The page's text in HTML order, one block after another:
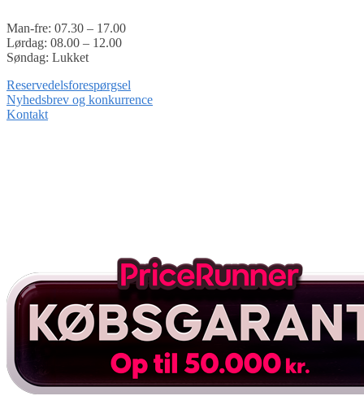
Man-fre: 07.30 – 17.00
Lørdag: 08.00 – 12.00
Søndag: Lukket
Reservedelsforespørgsel
Nyhedsbrev og konkurrence
Kontakt